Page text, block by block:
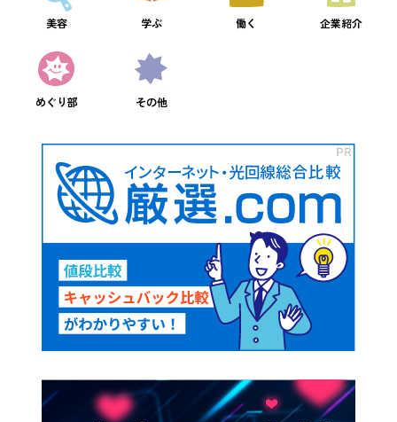
美容 学ぶ 働く 企業紹介
めぐり部 その他